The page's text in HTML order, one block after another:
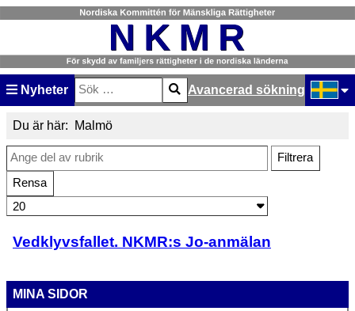
Nyheter
Sök
Type 2 or more characters for results.
Avancerad sökning
Du är här: Malmö
Ange del av rubrik
Filtrera
Rensa
Visa #
Vedklyvsfallet. NKMR:s Jo-anmälan
MINA SIDOR